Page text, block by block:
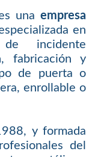
es unaempresa
en
incidente
fabricación y
de puerta o
enrollable o
y formada
del